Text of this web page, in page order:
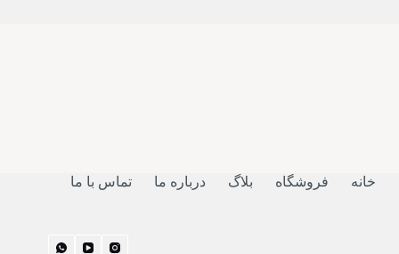
خانه فروشگاه بلاگ درباره ما تماس با ما